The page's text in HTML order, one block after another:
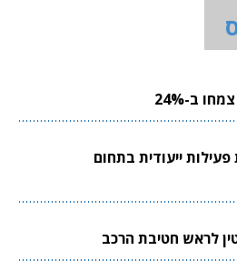
ב-24%
ייעודית בתחום
לראש חטיבת הרכב